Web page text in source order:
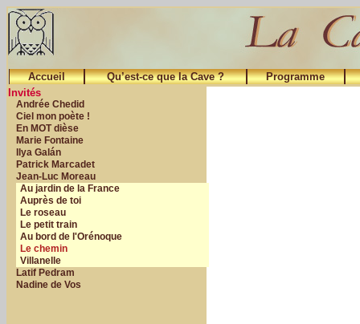
Accueil Qu’est-ce que la Cave ?
Programme
Invités
Andrée Chedid
Ciel mon poète !
En MOT dièse
Marie Fontaine
Ilya Galán
Patrick Marcadet
Jean-Luc Moreau
Au jardin de la France
Auprès de toi
Le roseau
Le petit train
Au bord de l'Orénoque
Le chemin
Villanelle
Latif Pedram
Nadine de Vos